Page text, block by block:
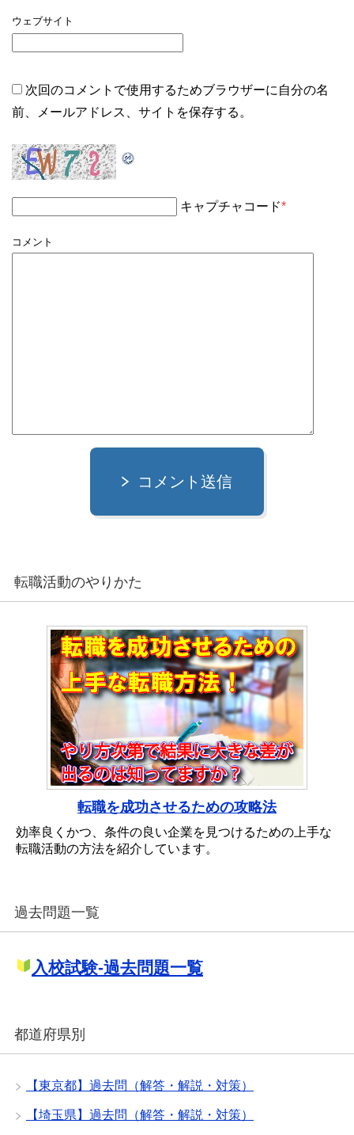
ウェブサイト
次回のコメントで使用するためブラウザーに自分の名
前、メールアドレス、サイトを保存する。
キャプチャコード*
コメント
コメント送信
転職活動のやりかた
転職を成功させるための攻略法
効率良くかつ、条件の良い企業を見つけるための上手な
転職活動の方法を紹介しています。
過去問題一覧
入校試験-過去問題一覧
都道府県別
【東京都】過去問（解答・解説・対策）
【埼玉県】過去問（解答・解説・対策）